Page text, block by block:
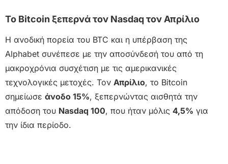
Το Bitcoin ξεπερνά τον Nasdaq τον Απρίλιο
Η ανοδική πορεία του BTC και η υπέρβαση της
Alphabet συνέπεσε με την αποσύνδεσή του από τη
μακροχρόνια συσχέτιση με τις αμερικανικές
τεχνολογικές μετοχές. Τον Απρίλιο, το Bitcoin
σημείωσε άνοδο 15%, ξεπερνώντας αισθητά την
απόδοση του Nasdaq 100, που ήταν μόλις 4,5% για
την ίδια περίοδο.